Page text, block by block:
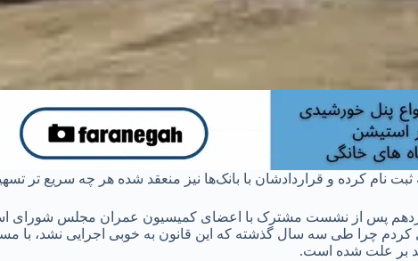
نام کرده و قراردادشان با بانک‌ها نیز منعقد شده هر چه سریع تر
پس از نشست مشترک با اعضای کمیسیون عمران مجلس شورای
چرا طی سه سال گذشته که این قانون به خوبی اجرایی نشد، با
بر علت شده است.